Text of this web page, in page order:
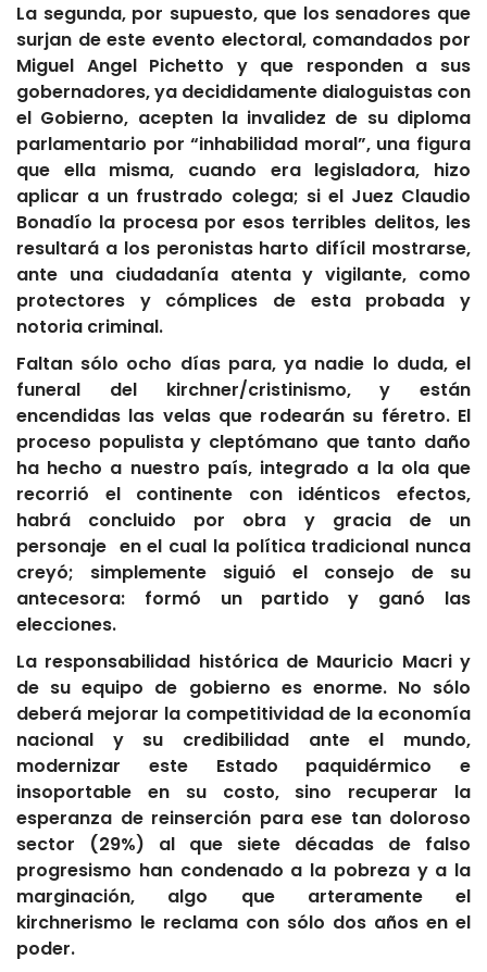
La segunda, por supuesto, que los senadores que
surjan de este evento electoral, comandados por
Miguel Angel Pichetto y que responden a sus
gobernadores, ya decididamente dialoguistas con
el Gobierno, acepten la invalidez de su diploma
parlamentario por “inhabilidad moral”, una figura
que ella misma, cuando era legisladora, hizo
aplicar a un frustrado colega; si el Juez Claudio
Bonadío la procesa por esos terribles delitos, les
resultará a los peronistas harto difícil mostrarse,
ante una ciudadanía atenta y vigilante, como
protectores y cómplices de esta probada y
notoria criminal.
Faltan sólo ocho días para, ya nadie lo duda, el
funeral del kirchner/cristinismo, y están
encendidas las velas que rodearán su féretro. El
proceso populista y cleptómano que tanto daño
ha hecho a nuestro país, integrado a la ola que
recorrió el continente con idénticos efectos,
habrá concluido por obra y gracia de un
personaje en el cual la política tradicional nunca
creyó; simplemente siguió el consejo de su
antecesora: formó un partido y ganó las
elecciones.
La responsabilidad histórica de Mauricio Macri y
de su equipo de gobierno es enorme. No sólo
deberá mejorar la competitividad de la economía
nacional y su credibilidad ante el mundo,
modernizar este Estado paquidérmico e
insoportable en su costo, sino recuperar la
esperanza de reinserción para ese tan doloroso
sector (29%) al que siete décadas de falso
progresismo han condenado a la pobreza y a la
marginación, algo que arteramente el
kirchnerismo le reclama con sólo dos años en el
poder.